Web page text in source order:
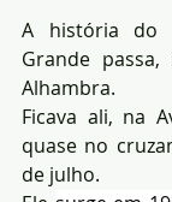
A história do
Grande passa,
Alhambra.
Ficava ali, na
quase no
de julho.